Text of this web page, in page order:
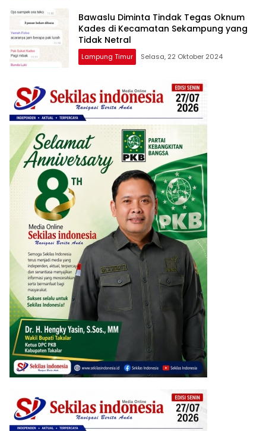
Bawaslu Diminta Tindak Tegas Oknum
Kades di Kecamatan Sekampung yang
Tidak Netral
Lampung Timur Selasa, 22 Oktober 2024